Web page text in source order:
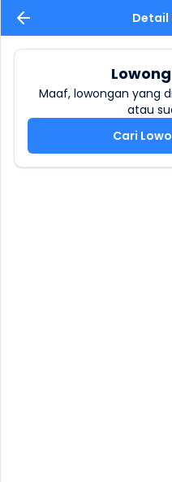
Detail
Maaf, lowongan yang
atau
Cari